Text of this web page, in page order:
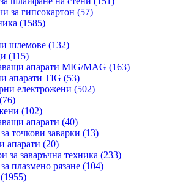
за гипсокартон (57)
(1585)
шлемове (132)
(115)
апарати MIG/MAG (163)
апарати TIG (53)
електрожени (502)
(76)
(102)
апарати (40)
точкови заварки (13)
апарати (20)
за заваръчна техника (233)
плазмено рязане (104)
(1955)